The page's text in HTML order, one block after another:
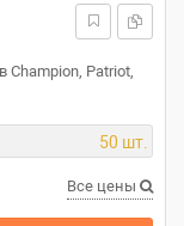
Champion, Patriot,
50 шт.
Все цены